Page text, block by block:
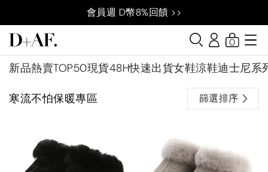
會員週 D幣8%回饋 >>
新品熱賣TOP50現貨48H快速出貨女鞋涼鞋迪士尼系
0
寒流不怕保暖專區 篩選排序